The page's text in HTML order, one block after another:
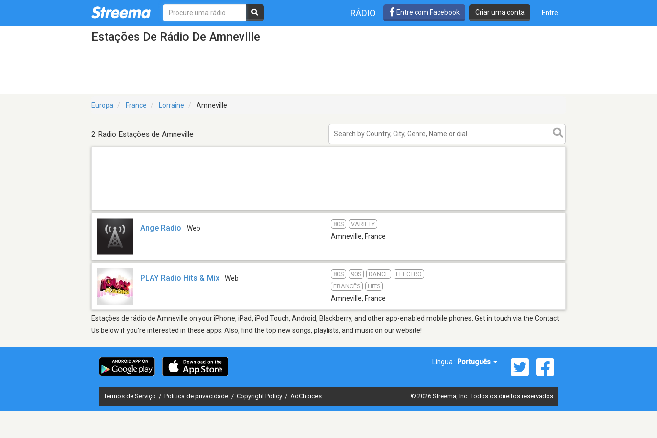
RÁDIO Entre com Facebook Criar uma conta Entre
Estações De Rádio De Amneville
Europa France Lorraine Amneville
2 Radio Estações de Amneville
Ange Radio Web
80S VARIETY
Amneville, France
PLAY Radio Hits & Mix Web
80S 90S DANCE
ELECTRO
FRANCÊS
HITS
Amneville, France
Estações de rádio de Amneville on your iPhone, iPad, iPod Touch, Android, Blackberry, and other app-enabled mobile phones. Get in touch via the Contact
Us below if you're interested in these apps. Also, find the top new songs, playlists, and music on our website!
Língua : Português
Termos de Serviço / Política de privacidade / Copyright Policy / AdChoices © 2026 Streema, Inc. Todos os direitos reservados